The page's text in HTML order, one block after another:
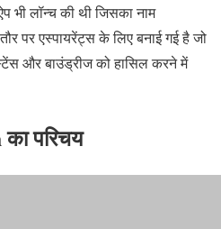
भी लॉन्च की थी जिसका नाम
पर एस्पायरेंट्स के लिए बनाई गई है जो
और बाउंड्रीज को हासिल करने में
परिचय